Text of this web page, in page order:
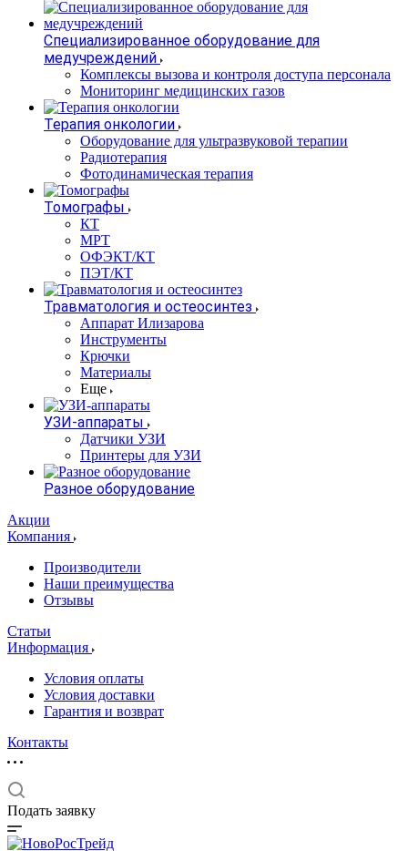
Специализированное оборудование для
медучреждений
Комплексы вызова и контроля доступа персонала
Мониторинг медицинских газов
Терапия онкологии
Оборудование для ультразвуковой терапии
Радиотерапия
Фотодинамическая терапия
Томографы
КТ
МРТ
ОФЭКТ/КТ
ПЭТ/КТ
Травматология и остеосинтез
Аппарат Илизарова
Инструменты
Крючки
Материалы
Еще
УЗИ-аппараты
Датчики УЗИ
Принтеры для УЗИ
Разное оборудование
Акции
Компания
Производители
Наши преимущества
Отзывы
Статьи
Информация
Условия оплаты
Условия доставки
Гарантия и возврат
Контакты
Подать заявку